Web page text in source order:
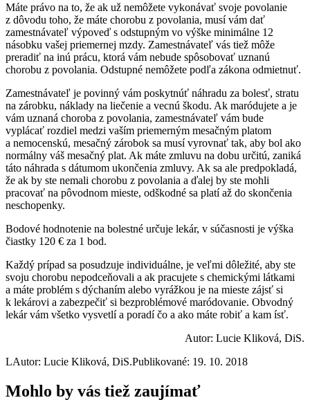
Máte právo na to, že ak už nemôžete vykonávať svoje povolanie
z dôvodu toho, že máte chorobu z povolania, musí vám dať
zamestnávateľ výpoveď s odstupným vo výške minimálne 12
násobku vašej priemernej mzdy. Zamestnávateľ vás tiež môže
preradiť na inú prácu, ktorá vám nebude spôsobovať uznanú
chorobu z povolania. Odstupné nemôžete podľa zákona odmietnuť.
Zamestnávateľ je povinný vám poskytnúť náhradu za bolesť, stratu
na zárobku, náklady na liečenie a vecnú škodu. Ak maródujete a je
vám uznaná choroba z povolania, zamestnávateľ vám bude
vyplácať rozdiel medzi vaším priemerným mesačným platom
a nemocenskú, mesačný zárobok sa musí vyrovnať tak, aby bol ako
normálny váš mesačný plat. Ak máte zmluvu na dobu určitú, zaniká
táto náhrada s dátumom ukončenia zmluvy. Ak sa ale predpokladá,
že ak by ste nemali chorobu z povolania a ďalej by ste mohli
pracovať na pôvodnom mieste, odškodné sa platí až do skončenia
neschopenky.
Bodové hodnotenie na bolestné určuje lekár, v súčasnosti je výška
čiastky 120 € za 1 bod.
Každý prípad sa posudzuje individuálne, je veľmi dôležité, aby ste
svoju chorobu nepodceňovali a ak pracujete s chemickými látkami
a máte problém s dýchaním alebo vyrážkou je na mieste zájsť si
k lekárovi a zabezpečiť si bezproblémové maródovanie. Obvodný
lekár vám všetko vysvetlí a poradí čo a ako máte robiť a kam ísť.
Autor: Lucie Kliková, DiS.
LAutor: Lucie Kliková, DiS.Publikované: 19. 10. 2018
Mohlo by vás tiež zaujímať